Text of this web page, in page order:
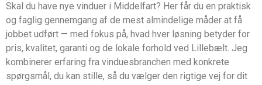
Skal du have nye vinduer i Middelfart? Her får du en praktisk
og faglig gennemgang af de mest almindelige måder at få
jobbet udført — med fokus på, hvad hver løsning betyder for
pris, kvalitet, garanti og de lokale forhold ved Lillebælt. Jeg
kombinerer erfaring fra vinduesbranchen med konkrete
spørgsmål, du kan stille, så du vælger den rigtige vej for dit